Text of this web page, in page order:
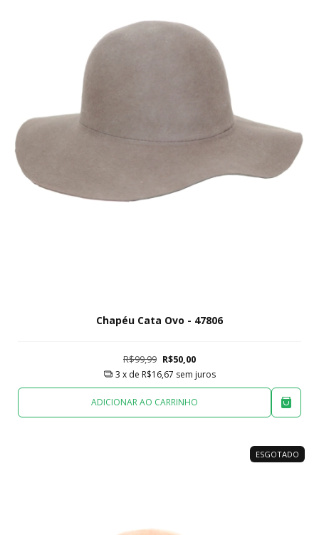
Chapéu Cata Ovo - 47806
R$99,99 R$50,00
3 x de R$16,67 sem juros
ADICIONAR AO CARRINHO
ESGOTADO